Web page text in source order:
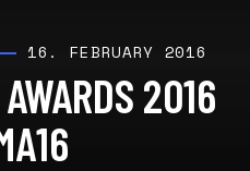
16. FEBRUARY 2016
2016